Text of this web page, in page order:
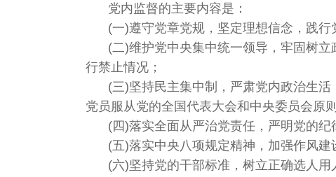
党内监督的主要内容是：
(一)遵守党章党规，坚定理想信念，践行
(二)维护党中央集中统一领导，牢固树
行禁止情况；
(三)坚持民主集中制，严肃党内政治生
党员服从党的全国代表大会和中央委员会原
(四)落实全面从严治党责任，严明党的
(五)落实中央八项规定精神，加强作风
(六)坚持党的干部标准，树立正确选人